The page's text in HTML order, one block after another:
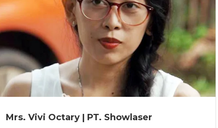
Mrs. Vivi Octary | PT. Showlaser